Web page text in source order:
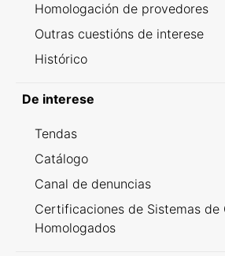
Homologación de provedores
Outras cuestións de interese
Histórico
De interese
Tendas
Catálogo
Canal de denuncias
Certificaciones de Sistemas de
Homologados